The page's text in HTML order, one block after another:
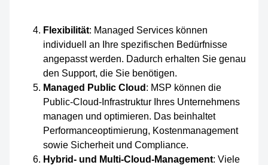
Flexibilität: Managed Services können
individuell an Ihre spezifischen Bedürfnisse
angepasst werden. Dadurch erhalten Sie genau
den Support, die Sie benötigen.
Managed Public Cloud : MSP können die
Public-Cloud-Infrastruktur Ihres Unternehmens
managen und optimieren. Das beinhaltet
Performanceoptimierung, Kostenmanagement
sowie Sicherheit und Compliance.
Hybrid- und Multi-Cloud-Management: Viele